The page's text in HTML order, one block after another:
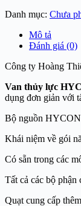
Danh mục: Chưa
Mô tả
Đánh giá (0)
Công ty Hoàng
Van thủy lực
dụng đơn giản với
Bộ nguồn HYCON
Khái niệm về gói
Có sẵn trong các
Tất cả các bộ
Quạt cung cấp